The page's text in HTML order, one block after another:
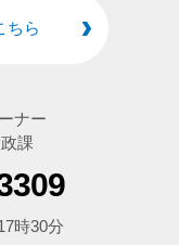
ちら
ナー
課
時30分